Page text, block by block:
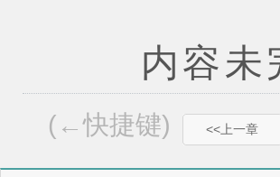
内容未完
(←快捷键) <<上一章